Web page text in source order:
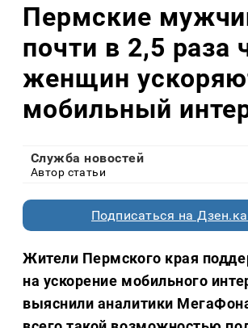
Пермские
почти в 2,5 раза
женщин
мобильный
Служба новостей
Автор статьи
Подписаться на
Жители Пермского края
на ускорение мобильного
выяснили аналитики